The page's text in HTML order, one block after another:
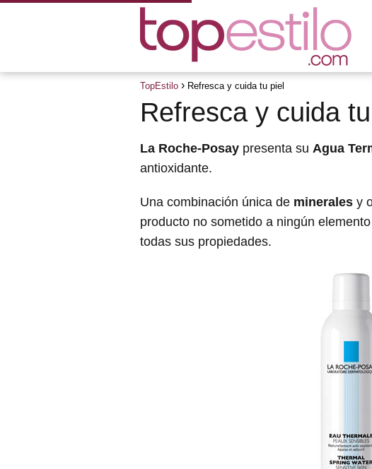
TopEstilo Refresca y cuida tu piel
Refresca y cuida tu
La Roche-Posay presenta su Agua
antioxidante.
Una combinación única de minerales y
producto no sometido a ningún
todas sus propiedades.